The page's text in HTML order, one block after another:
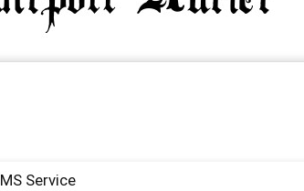
MS Service